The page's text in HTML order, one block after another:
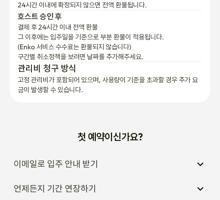
• 예약 신청 인원 외의 추가숙박입실은 절대 불가합니다.
• 저희 숙소는 엘리베이터가 없는 4층(401호)에 위치해 있으며, 실
내 35평과 루프탑 정원 50평 공간을 단독으로 사용하실 수 있습니
다.
• 루프탑에서는 나만의 하늘 안, 비행기의 배꼽을 내 것처럼 감상하
실 수 있으며. 이 순간만큼은 큰소리로 웃고 외치셔도 괜찮습니다.
24시간 이내에 확정되지 않으면 전액 환불됩니다.
호스트 승인 후
결제 후 24시간 이내 전액 환불
그 이후에는 입주일을 기준으로 부분 환불이 적용됩니다.
(Enko 서비스 수수료는 환불되지 않습니다)
구간별 취소정책을 보려면 날짜를 추가해주세요.
관리비 청구 방식
고정 관리비가 포함되어 있으며, 사용량이 기준을 초과할 경우 추가 요
금이 발생할 수 있습니다.
첫 예약이신가요?
이메일로 입주 안내 받기
언제든지 기간 연장하기